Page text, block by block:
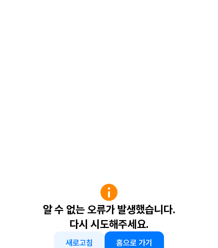
알 수 없는 오류가 발생했습니다.
다시 시도해주세요.
새로고침 홈으로 가기